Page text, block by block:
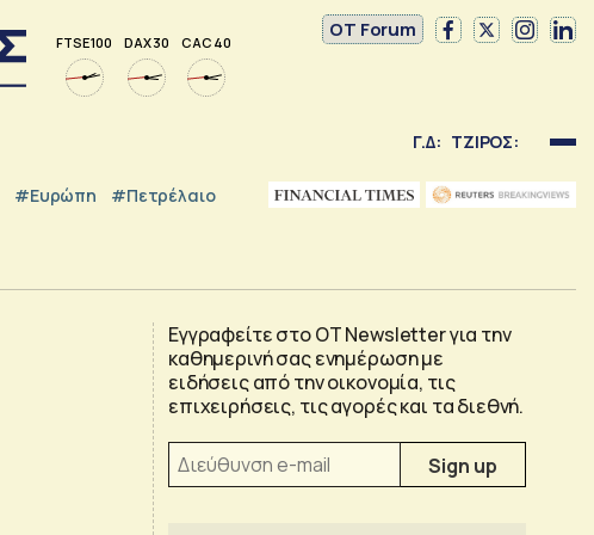
FTSE 100 DAX 30 CAC 40
OT Forum
Γ.Δ: ΤΖΙΡΟΣ:
#Ευρώπη #Πετρέλαιο
Εγγραφείτε στο OT Newsletter για την
καθημερινή σας ενημέρωση με
ειδήσεις από την οικονομία, τις
επιχειρήσεις, τις αγορές και τα διεθνή.